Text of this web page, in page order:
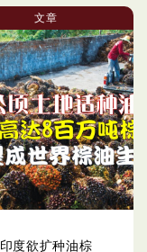
文章
印度欲扩种油棕